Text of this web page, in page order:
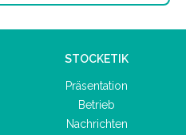
STOCKETIK
Präsentation
Betrieb
Nachrichten